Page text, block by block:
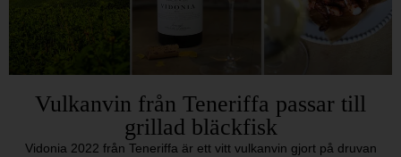
Vulkanvin från Teneriffa passar till
grillad bläckfisk
Vidonia 2022 från Teneriffa är ett vitt vulkanvin gjort på druvan